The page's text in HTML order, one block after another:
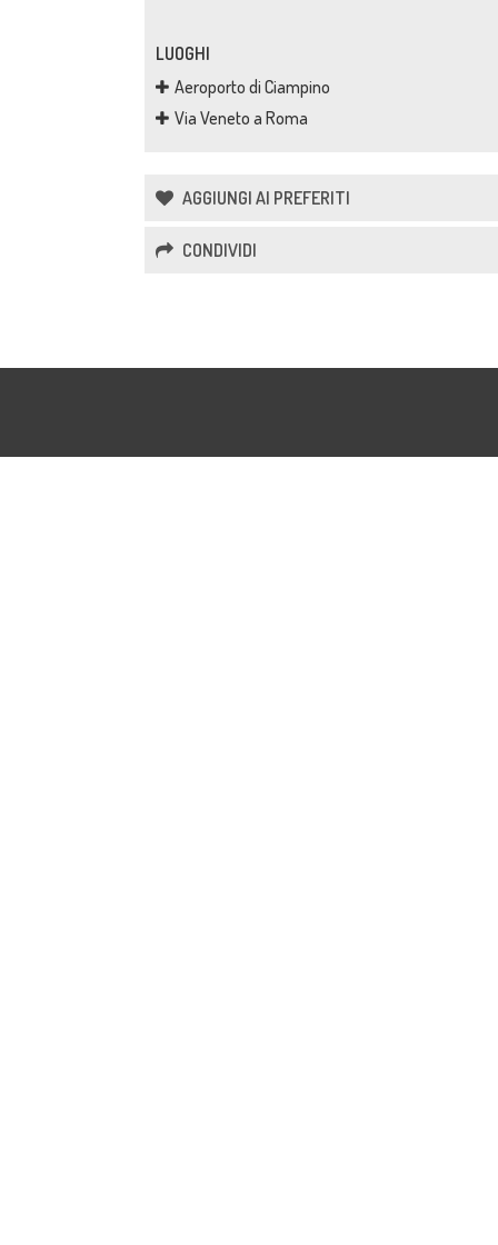
LUOGHI
Aeroporto di Ciampino
Via Veneto a Roma
AGGIUNGI AI PREFERITI
CONDIVIDI